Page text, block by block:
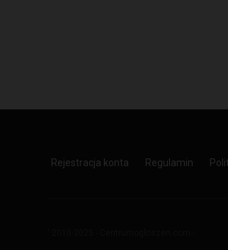
Rejestracja konta Regulamin